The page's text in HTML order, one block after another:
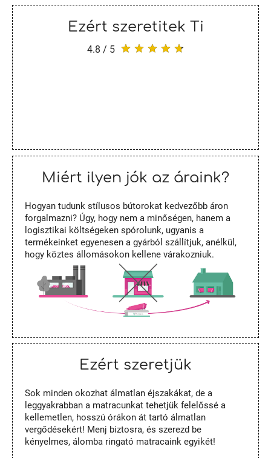
Ezért szeretitek Ti
4.8 / 5
Miért ilyen jók az áraink?
Hogyan tudunk stílusos bútorokat kedvezőbb áron
forgalmazni? Úgy, hogy nem a minőségen, hanem a
logisztikai költségeken spórolunk, ugyanis a
termékeinket egyenesen a gyárból szállítjuk, anélkül,
hogy köztes állomásokon kellene várakozniuk.
Ezért szeretjük
Sok minden okozhat álmatlan éjszakákat, de a
leggyakrabban a matracunkat tehetjük felelőssé a
kellemetlen, hosszú órákon át tartó álmatlan
vergődésekért! Menj biztosra, és szerezd be
kényelmes, álomba ringató matracaink egyikét!